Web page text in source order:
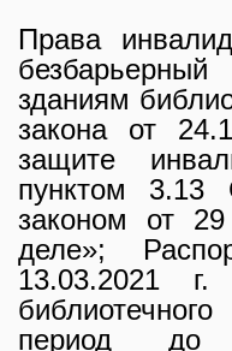
Права
зданиям
закона от
защите
пунктом 3.13
законом от
деле»;
13.03.2021
период до